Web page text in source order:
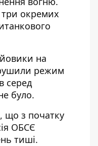
окремих
на
режим
серед
було.
що з початку
ОБСЄ
тиші.